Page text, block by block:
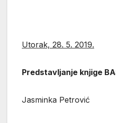
Utorak, 28. 5. 2019.
Predstavljanje knjige
Jasminka Petrović